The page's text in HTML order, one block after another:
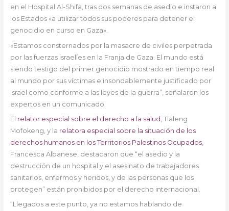
en el Hospital Al-Shifa, tras dos semanas de asedio e instaron a
los Estados «a utilizar todos sus poderes para detener el
genocidio en curso en Gaza».
«Estamos consternados por la masacre de civiles perpetrada
por las fuerzas israelíes en la Franja de Gaza. El mundo está
siendo testigo del primer genocidio mostrado en tiempo real
al mundo por sus víctimas e insondablemente justificado por
Israel como conforme a las leyes de la guerra”, señalaron los
expertos en un comunicado.
El relator especial sobre el derecho a la salud , Tlaleng
Mofokeng, y la relatora especial sobre la situación de los
derechos humanos en los Territorios Palestinos Ocupados,
Francesca Albanese, destacaron que “el asedio y la
destrucción de un hospital y el asesinato de trabajadores
sanitarios, enfermos y heridos, y de las personas que los
protegen” están prohibidos por el derecho internacional.
“Llegados a este punto, ya no estamos hablando de